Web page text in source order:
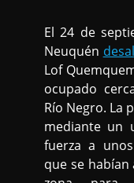
El 24 de
Neuquén
Lof
ocupado
Río Negro. La
mediante un
fuerza a
que se